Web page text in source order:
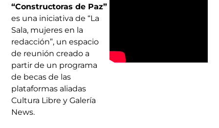
“Constructoras de Paz”
es una iniciativa de “La
Sala, mujeres en la
redacción”, un espacio
de reunión creado a
partir de un programa
de becas de las
plataformas aliadas
Cultura Libre y Galería
News.